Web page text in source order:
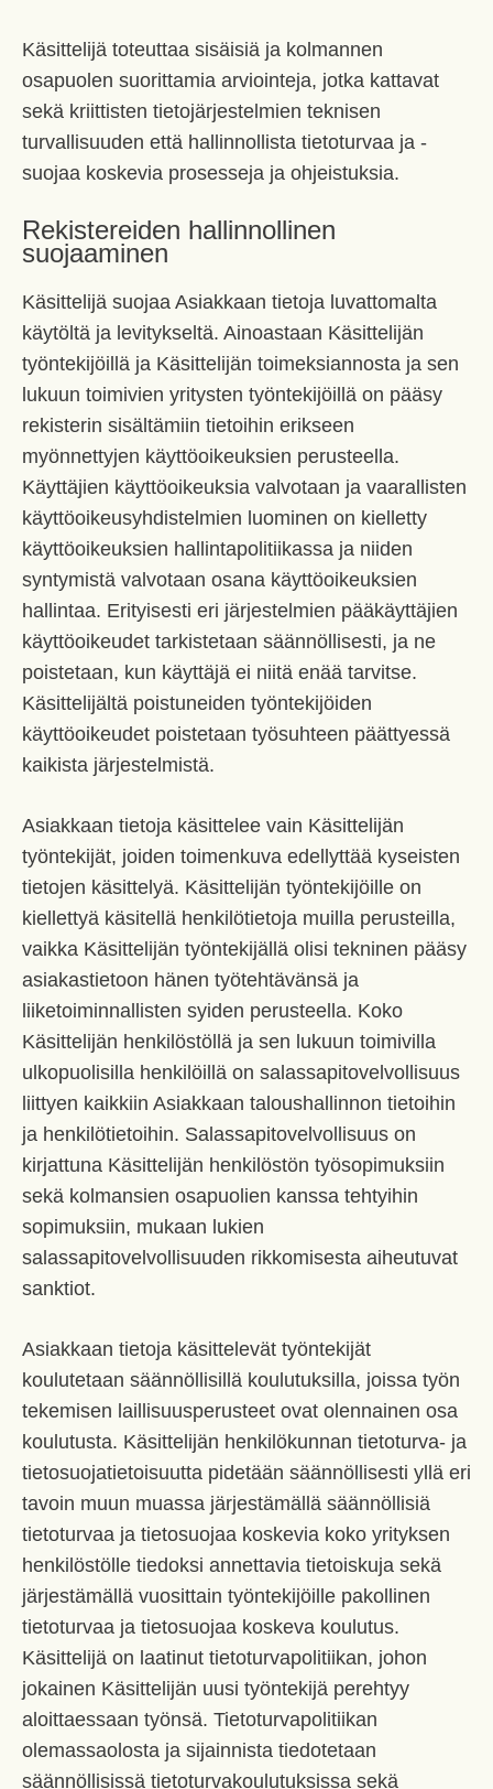
Käsittelijä toteuttaa sisäisiä ja kolmannen
osapuolen suorittamia arviointeja, jotka kattavat
sekä kriittisten tietojärjestelmien teknisen
turvallisuuden että hallinnollista tietoturvaa ja -
suojaa koskevia prosesseja ja ohjeistuksia.
Rekistereiden hallinnollinen
suojaaminen
Käsittelijä suojaa Asiakkaan tietoja luvattomalta
käytöltä ja levitykseltä. Ainoastaan Käsittelijän
työntekijöillä ja Käsittelijän toimeksiannosta ja sen
lukuun toimivien yritysten työntekijöillä on pääsy
rekisterin sisältämiin tietoihin erikseen
myönnettyjen käyttöoikeuksien perusteella.
Käyttäjien käyttöoikeuksia valvotaan ja vaarallisten
käyttöoikeusyhdistelmien luominen on kielletty
käyttöoikeuksien hallintapolitiikassa ja niiden
syntymistä valvotaan osana käyttöoikeuksien
hallintaa. Erityisesti eri järjestelmien pääkäyttäjien
käyttöoikeudet tarkistetaan säännöllisesti, ja ne
poistetaan, kun käyttäjä ei niitä enää tarvitse.
Käsittelijältä poistuneiden työntekijöiden
käyttöoikeudet poistetaan työsuhteen päättyessä
kaikista järjestelmistä.
Asiakkaan tietoja käsittelee vain Käsittelijän
työntekijät, joiden toimenkuva edellyttää kyseisten
tietojen käsittelyä. Käsittelijän työntekijöille on
kiellettyä käsitellä henkilötietoja muilla perusteilla,
vaikka Käsittelijän työntekijällä olisi tekninen pääsy
asiakastietoon hänen työtehtävänsä ja
liiketoiminnallisten syiden perusteella. Koko
Käsittelijän henkilöstöllä ja sen lukuun toimivilla
ulkopuolisilla henkilöillä on salassapitovelvollisuus
liittyen kaikkiin Asiakkaan taloushallinnon tietoihin
ja henkilötietoihin. Salassapitovelvollisuus on
kirjattuna Käsittelijän henkilöstön työsopimuksiin
sekä kolmansien osapuolien kanssa tehtyihin
sopimuksiin, mukaan lukien
salassapitovelvollisuuden rikkomisesta aiheutuvat
sanktiot.
Asiakkaan tietoja käsittelevät työntekijät
koulutetaan säännöllisillä koulutuksilla, joissa työn
tekemisen laillisuusperusteet ovat olennainen osa
koulutusta. Käsittelijän henkilökunnan tietoturva- ja
tietosuojatietoisuutta pidetään säännöllisesti yllä eri
tavoin muun muassa järjestämällä säännöllisiä
tietoturvaa ja tietosuojaa koskevia koko yrityksen
henkilöstölle tiedoksi annettavia tietoiskuja sekä
järjestämällä vuosittain työntekijöille pakollinen
tietoturvaa ja tietosuojaa koskeva koulutus.
Käsittelijä on laatinut tietoturvapolitiikan, johon
jokainen Käsittelijän uusi työntekijä perehtyy
aloittaessaan työnsä. Tietoturvapolitiikan
olemassaolosta ja sijainnista tiedotetaan
säännöllisissä tietoturvakoulutuksissa sekä